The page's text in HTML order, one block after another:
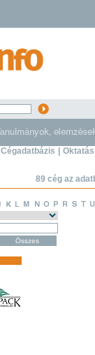
Cégadatbázis Oktatás
89 cég az